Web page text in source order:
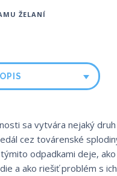
ŽELANÍ
sa vytvára nejaký
cez továrenské
odpadkami deje,
a ako riešiť problém s